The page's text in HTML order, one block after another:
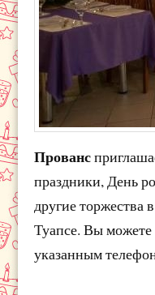
Прованс
праздники, День
другие торжества
Туапсе. Вы можете
указанным